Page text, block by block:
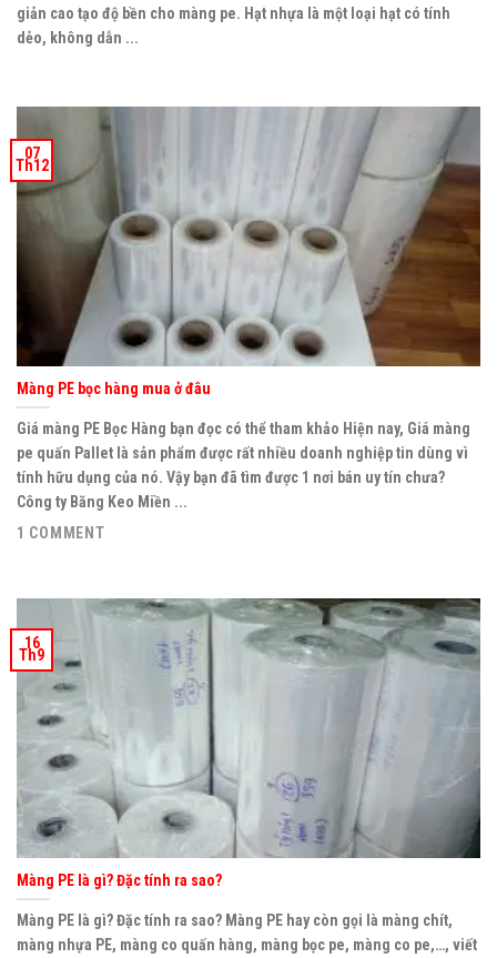
giản cao tạo độ bền cho màng pe. Hạt nhựa là một loại hạt có tính
dẻo, không dẫn ...
Màng PE bọc hàng mua ở đâu
Giá màng PE Bọc Hàng bạn đọc có thể tham khảo Hiện nay, Giá màng
pe quấn Pallet là sản phẩm được rất nhiều doanh nghiệp tin dùng vì
tính hữu dụng của nó. Vậy bạn đã tìm được 1 nơi bán uy tín chưa?
Công ty Băng Keo Miền ...
1 COMMENT
07
Th12
Màng PE là gì? Đặc tính ra sao?
Màng PE là gì? Đặc tính ra sao? Màng PE hay còn gọi là màng chít,
màng nhựa PE, màng co quấn hàng, màng bọc pe, màng co pe,…, viết
16
Th9